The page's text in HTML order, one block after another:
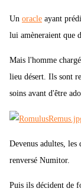
Un oracle ayant
lui amèneraient que
Mais l'homme
lieu désert. Ils sont
soins avant d'être
Devenus adultes,
renversé Numitor.
Puis ils décident de